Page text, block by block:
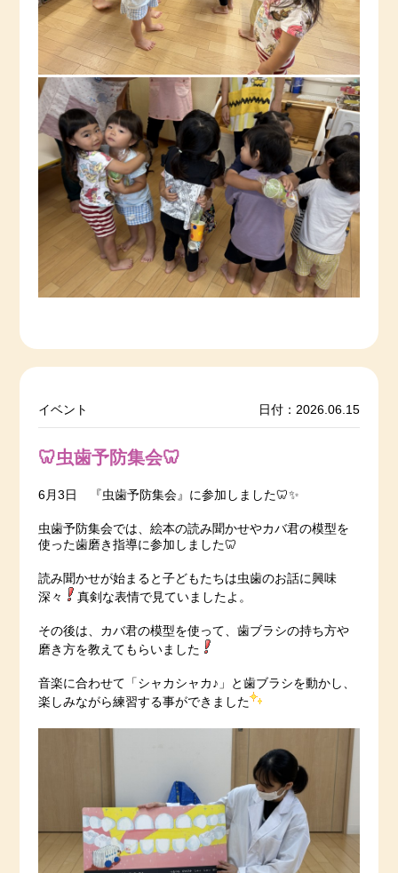
イベント 日付：2026.06.15
🦷虫歯予防集会🦷
6月3日 『虫歯予防集会』に参加しました🦷✨
虫歯予防集会では、絵本の読み聞かせやカバ君の模型を
使った歯磨き指導に参加しました🦷
読み聞かせが始まると子どもたちは虫歯のお話に興味
深々
真剣な表情で見ていましたよ。
その後は、カバ君の模型を使って、歯ブラシの持ち方や
磨き方を教えてもらいました
音楽に合わせて「シャカシャカ♪」と歯ブラシを動かし、
楽しみながら練習する事ができました